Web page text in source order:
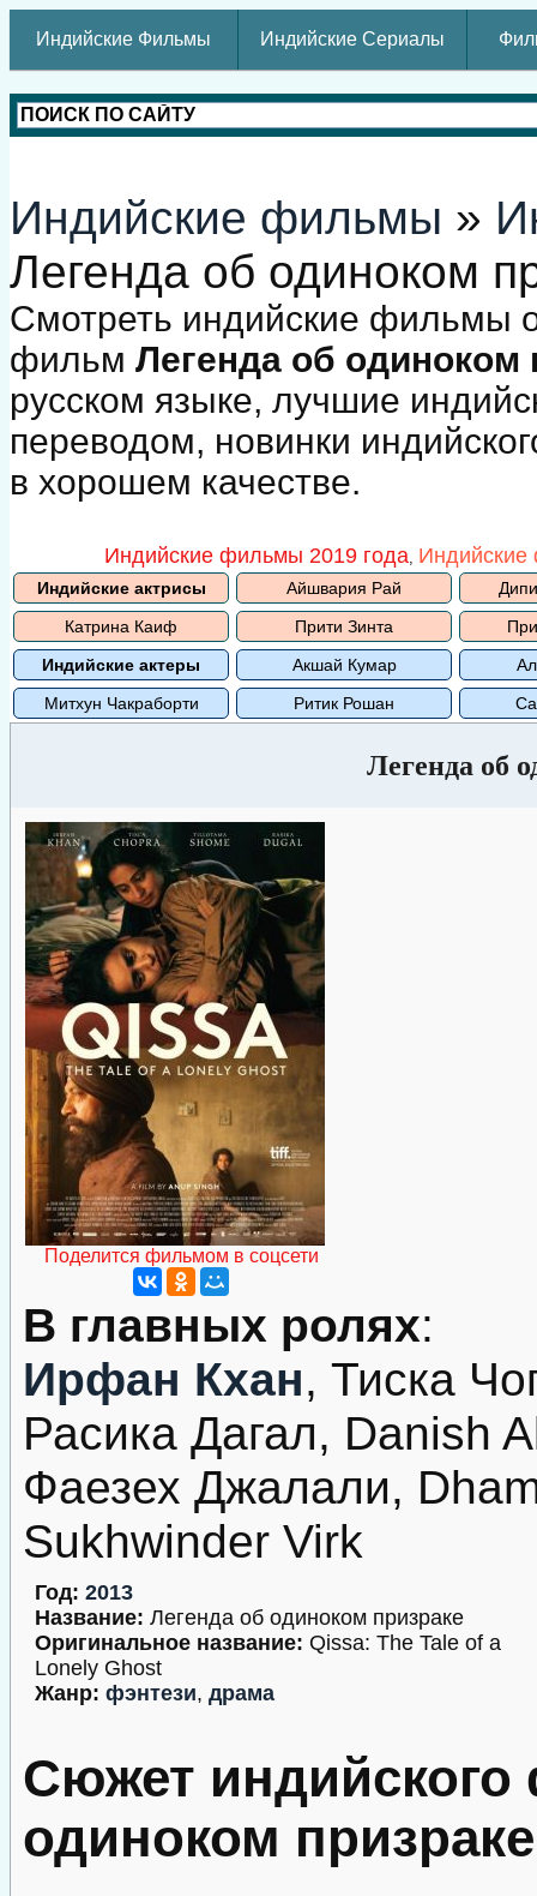
Индийские Фильмы Индийские Сериалы
Индийские фильмы »
Легенда об одиноком
Смотреть индийские фильмы
фильм Легенда об одиноком
русском языке, лучшие
переводом, новинки
в хорошем качестве.
Индийские фильмы 2019 года,
Индийские актрисы Айшвария Рай
Катрина Каиф
Прити Зинта
Индийские актеры
Акшай Кумар
Митхун Чакраборти
Ритик Рошан
Легенда об
Поделится фильмом в соцсети
В главных ролях:
Ирфан Кхан, Тиска
Расика Дагал, Danish
Фаезех Джалали,
Sukhwinder Virk
Год: 2013
Название: Легенда об одиноком призраке
Оригинальное название: Qissa: The Tale of a
Lonely Ghost
Жанр: фэнтези, драма
Сюжет
одиноком